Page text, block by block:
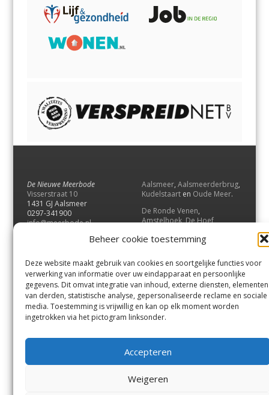
Beheer cookie toestemming
Deze website maakt gebruik van cookies en soortgelijke functies voor
verwerking van informatie over uw eindapparaat en persoonlijke
gegevens. Dit omvat integratie van inhoud, externe diensten, elementen
van derden, statistische analyse, gepersonaliseerde reclame en sociale
media. Toestemming is vrijwillig en kan op elk moment worden
ingetrokken via het pictogram linksonder.
Accepteren
Weigeren
De Nieuwe Meerbode
Visserstraat 10
1431 GJ Aalsmeer
0297-341900
info@meerbode.nl
Aalsmeer, Aalsmeerderbrug,
Kudelstaart en Oude Meer.
De Ronde Venen,
Amstelhoek,De Hoef,
Vrouwenakker,Waverveen
UithoornenDe Kwakel.
Contact
Andere uitgaven
Bezorgklacht
Vacatures
Voorwaarden
Privacyverklaring